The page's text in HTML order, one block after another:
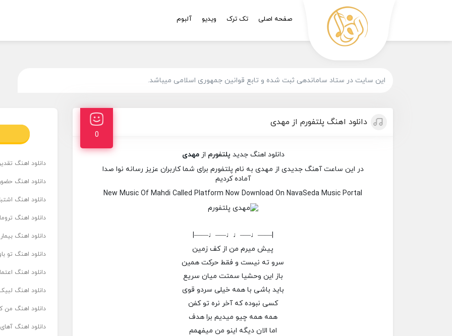
صفحه اصلی تک ترک ویدیو آلبوم
این سایت در ستاد ساماندهی ثبت شده و تابع قوانین جمهوری اسلامی میباشد.
دانلود اهنگ پلتفورم از مهدی
0
دانلود اهنگ جدید پلتفورم از مهدی
در این ساعت آهنگ جدیدی از مهدی به نام پلتفورم برای شما کاربران عزیز رسانه نوا صدا
آماده کردیم
New Music Of Mahdi Called Platform Now Download On NavaSeda Music Portal
|——♩—–♩♩—–♩——|
پیش میرم من از کف زمین
سرو ته نیست و فقط حرکت همین
باز این وحشیا سمتت میان سریع
باید باشی با همه خیلی سردو قوی
کسی نبوده که آخر نره تو کفن
همه همه چیو میدیم برا هدف
اما الان دیگه اینو من میفهمم
دانلود اهنگ
دانلود اهنگ
دانلود اهنگ
دانلود اهنگ
دانلود اهنگ
دانلود اهنگ تو
دانلود اهنگ
دانلود اهنگ
دانلود اهنگ من
دانلود اهنگ